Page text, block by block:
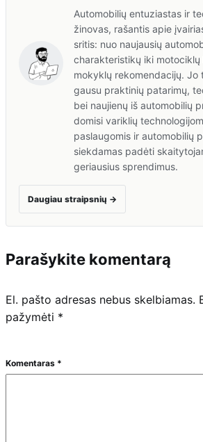
Automobilių entuziastas ir
žinovas, rašantis apie
sritis: nuo naujausių
charakteristikų iki motociklų
mokyklų rekomendacijų. Jo
gausu praktinių patarimų,
bei naujienų iš automobilių
domisi variklių
paslaugomis ir automobilių
siekdamas padėti
geriausius sprendimus.
Daugiau straipsnių →
Parašykite komentarą
El. pašto adresas nebus skelbiamas.
pažymėti *
Komentaras *